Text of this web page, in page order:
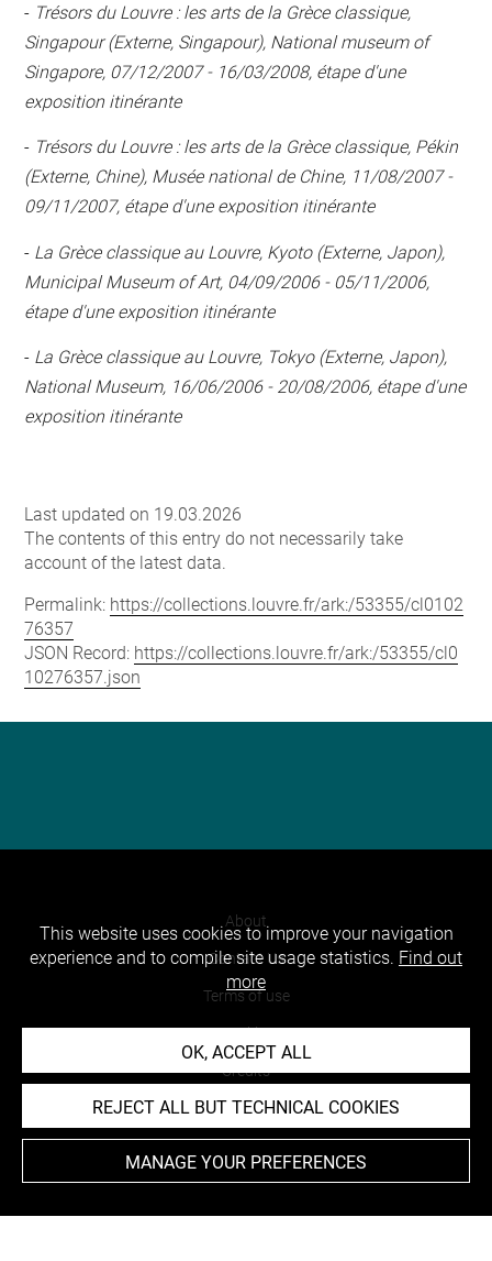
- Trésors du Louvre : les arts de la Grèce classique,
Singapour (Externe, Singapour), National museum of
Singapore, 07/12/2007 - 16/03/2008, étape d'une
exposition itinérante
- Trésors du Louvre : les arts de la Grèce classique, Pékin
(Externe, Chine), Musée national de Chine, 11/08/2007 -
09/11/2007, étape d'une exposition itinérante
- La Grèce classique au Louvre, Kyoto (Externe, Japon),
Municipal Museum of Art, 04/09/2006 - 05/11/2006,
étape d'une exposition itinérante
- La Grèce classique au Louvre, Tokyo (Externe, Japon),
National Museum, 16/06/2006 - 20/08/2006, étape d'une
exposition itinérante
Last updated on 19.03.2026
The contents of this entry do not necessarily take
account of the latest data.
Permalink: https://collections.louvre.fr/ark:/53355/cl0102
76357
JSON Record: https://collections.louvre.fr/ark:/53355/cl0
10276357.json
About
Contact Us
Terms of use
Cookies
Credits
Accessibility : non compliant
This website uses cookies to improve your navigation
experience and to compile site usage statistics. Find out
more
OK, ACCEPT ALL
REJECT ALL BUT TECHNICAL COOKIES
MANAGE YOUR PREFERENCES